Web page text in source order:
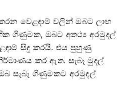
වෙළඳාම් වලින් ඔබට ලාභ
ගිණුමක, ඔබට අතථ්‍ය අරමුදල්
සිදු කරයි. එය පුහුණු
කර ඇත. සැබෑ මුදල්
සැබෑ ගිණුමකට අරමුදල්